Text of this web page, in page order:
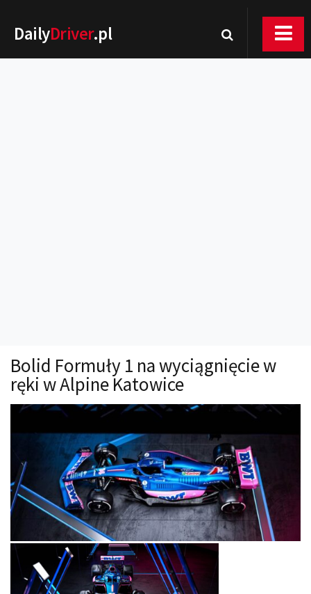
DailyDriver.pl
Technika jazdy
Oświetlenie
Kalkulatory
Przelicznik mocy
Auto z niemiec
Galerie
Bolid Formuły 1 na wyciągnięcie w
ręki w Alpine Katowice